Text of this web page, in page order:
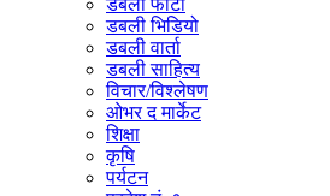
डबली फोटो
डबली भिडियो
डबली वार्ता
डबली साहित्य
विचार/विश्‍लेषण
ओभर द मार्केट
शिक्षा
कृषि
पर्यटन